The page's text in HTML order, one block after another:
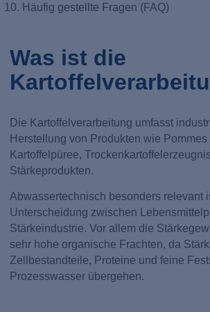
Häufig gestellte Fragen (FAQ)
Was ist die
Die Kartoffelverarbeitung umfasst
Herstellung von Produkten wie Pommes
Kartoffelpüree,
Stärkeprodukten.
Abwassertechnisch besonders relevant
Unterscheidung zwischen
Stärkeindustrie. Vor allem die
sehr hohe organische Frachten, da
Zellbestandteile, Proteine und feine
Prozesswasser übergehen.